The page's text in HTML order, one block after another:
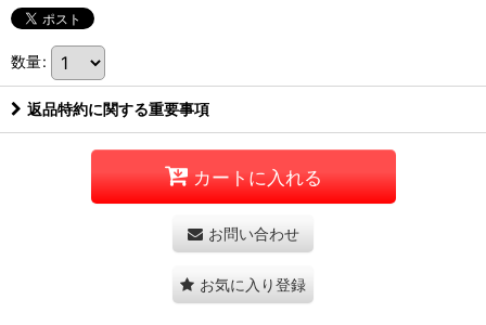
数量:
返品特約に関する重要事項
カートに入れる
お問い合わせ
お気に入り登録